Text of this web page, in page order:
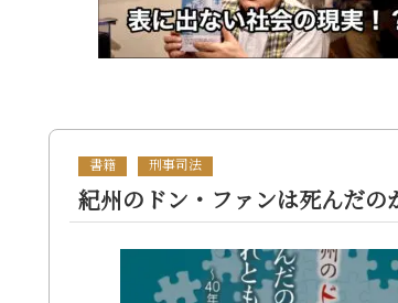
書籍 刑事司法
紀州のドン・ファンは死んだの